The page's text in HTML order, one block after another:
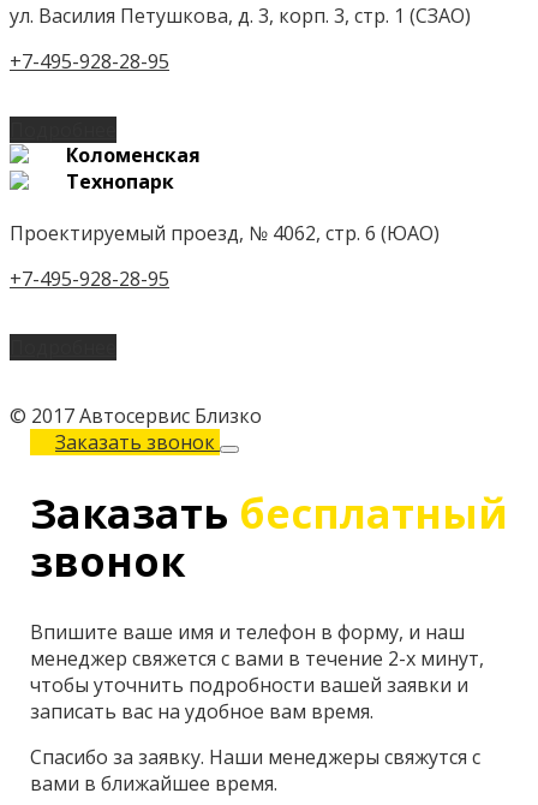
ул. Василия Петушкова, д. 3, корп. 3, стр. 1 (СЗАО)
+7-495-928-28-95
Коломенская
Технопарк
Проектируемый проезд, № 4062, стр. 6 (ЮАО)
+7-495-928-28-95
© 2017 Автосервис Близко
Заказать звонок
Заказать бесплатный
звонок
Впишите ваше имя и телефон в форму, и наш
менеджер свяжется с вами в течение 2-х минут,
чтобы уточнить подробности вашей заявки и
записать вас на удобное вам время.
Спасибо за заявку. Наши менеджеры свяжутся с
вами в ближайшее время.